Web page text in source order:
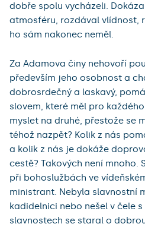
dobře spolu vycházeli.
atmosféru, rozdával vlídnost,
ho sám nakonec neměl.
Za Adamova činy nehovoří
především jeho osobnost a
dobrosrdečný a laskavý,
slovem, které měl pro
myslet na druhé, přestože se
téhož nazpět? Kolik z nás
a kolik z nás je dokáže
cestě? Takových není mnoho.
při bohoslužbách ve
ministrant. Nebyla slavnostní
kadidelnici nebo nešel v čele
slavnostech se staral o